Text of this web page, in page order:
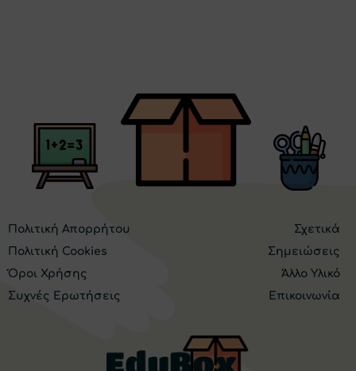
Πολιτική Απορρήτου
Πολιτική Cookies
Όροι Χρήσης
Συχνές Ερωτήσεις
Σχετικά
Σημειώσεις
Άλλο Υλικό
Επικοινωνία